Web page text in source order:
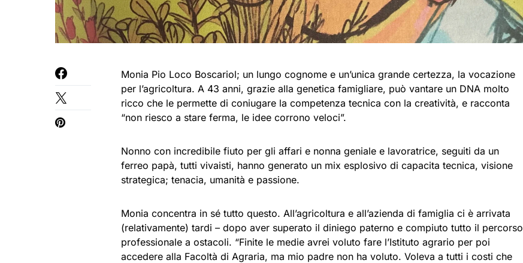
Monia Pio Loco Boscariol; un lungo cognome e un’unica grande certezza, la vocazione
per l’agricoltura. A 43 anni, grazie alla genetica famigliare, può vantare un DNA molto
ricco che le permette di coniugare la competenza tecnica con la creatività, e racconta
“non riesco a stare ferma, le idee corrono veloci”.
Nonno con incredibile fiuto per gli affari e nonna geniale e lavoratrice, seguiti da un
ferreo papà, tutti vivaisti, hanno generato un mix esplosivo di capacita tecnica, visione
strategica; tenacia, umanità e passione.
Monia concentra in sé tutto questo. All’agricoltura e all’azienda di famiglia ci è arrivata
(relativamente) tardi – dopo aver superato il diniego paterno e compiuto tutto il percorso
professionale a ostacoli. “Finite le medie avrei voluto fare l’Istituto agrario per poi
accedere alla Facoltà di Agraria, ma mio padre non ha voluto. Voleva a tutti i costi che